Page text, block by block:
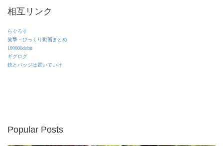
相互リンク
らぐろす
笑撃・びっくり動画まとめ
100000dobu
ギグログ
銃とバッジは置いていけ
Popular Posts